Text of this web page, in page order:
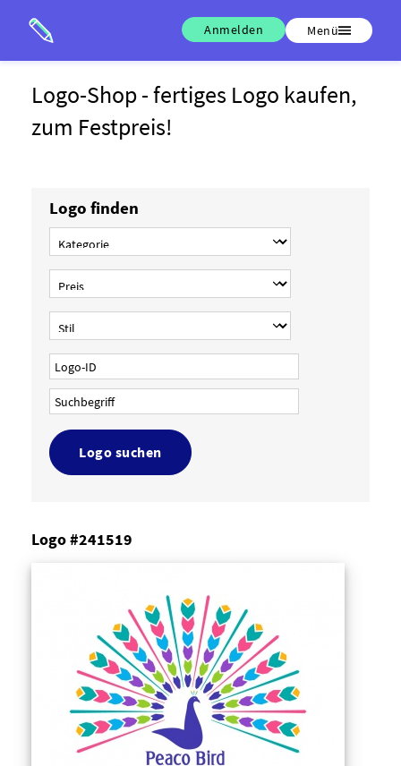
Anmelden Menü
Logo-Shop - fertiges Logo kaufen,
zum Festpreis!
Logo finden
Logo suchen
Logo #241519